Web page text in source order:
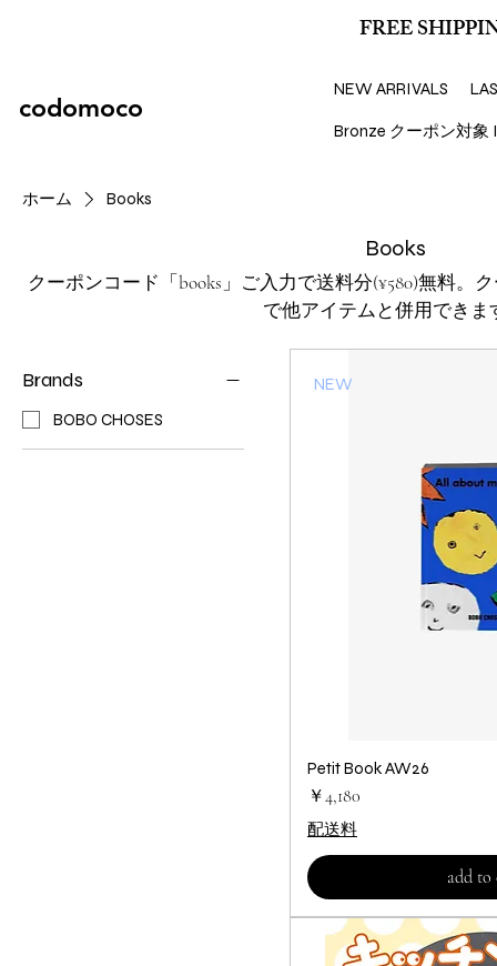
FREE
codomoco
NEW ARRIVALS
Bronze クーポン対象
ホーム Books
Books
クーポンコード「books」ご入力で送料分(¥580)無料。
で他アイテムと併用できま
Brands
BOBO CHOSES
クイッ
NEW
Petit Book AW26
価格
￥4,180
配送料
add to